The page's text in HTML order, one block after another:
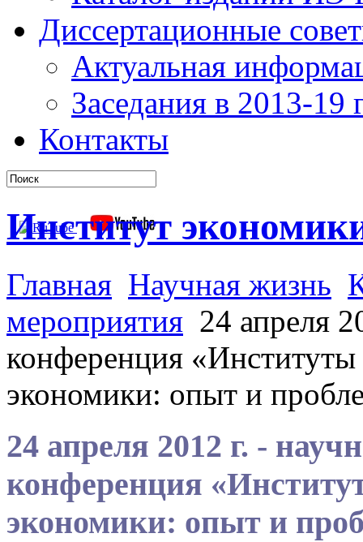
Диссертационные
Актуальная
Заседания в 2013-19
Контакты
Институт
Главная Научная жизнь
мероприятия 24 апреля
конференция
экономики: опыт и
24 апреля 2012 г. -
конференция
экономики: опыт и